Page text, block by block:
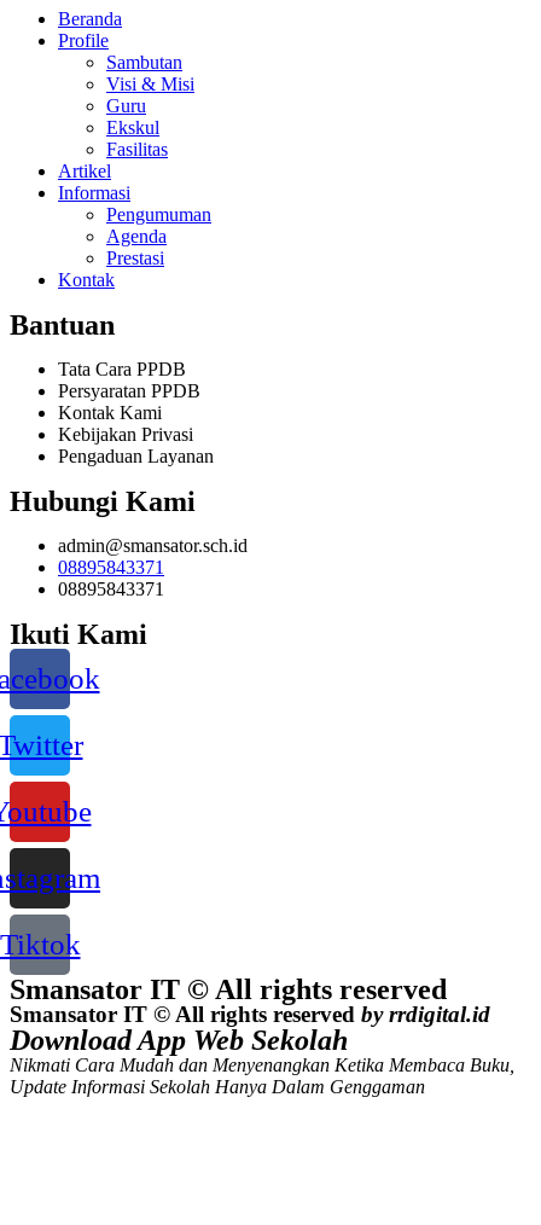
Beranda
Profile
Sambutan
Visi & Misi
Guru
Ekskul
Fasilitas
Artikel
Informasi
Pengumuman
Agenda
Prestasi
Kontak
Bantuan
Tata Cara PPDB
Persyaratan PPDB
Kontak Kami
Kebijakan Privasi
Pengaduan Layanan
Hubungi Kami
admin@smansator.sch.id
08895843371
08895843371
Ikuti Kami
Tiktok
Smansator IT © All rights reserved
Smansator IT © All rights reserved by rrdigital.id
Download App Web Sekolah
Nikmati Cara Mudah dan Menyenangkan Ketika Membaca Buku,
Update Informasi Sekolah Hanya Dalam Genggaman